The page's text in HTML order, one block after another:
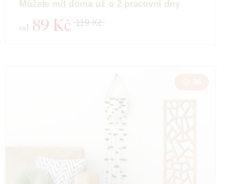
Můžete mít doma už o 2 pracovní dny
od 89 Kč 119 Kč